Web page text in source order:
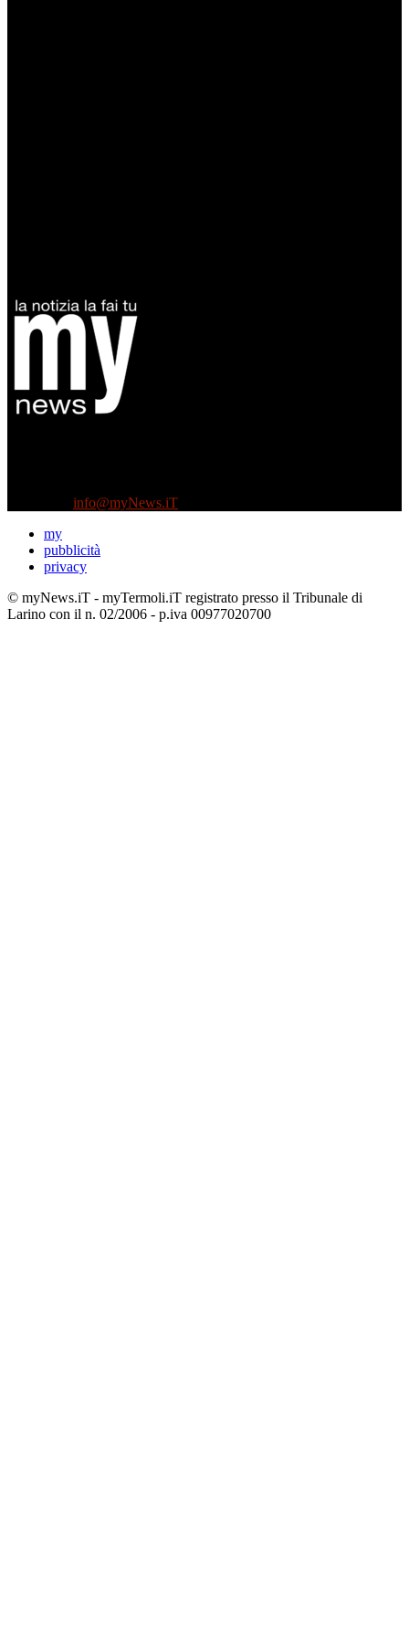
info@myNews.iT
my
pubblicità
privacy
© myNews.iT - myTermoli.iT registrato presso il Tribunale di
Larino con il n. 02/2006 - p.iva 00977020700